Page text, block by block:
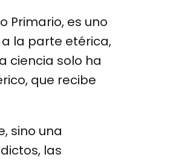
Primario, es uno
la parte etérica,
ciencia solo ha
que recibe
sino una
las